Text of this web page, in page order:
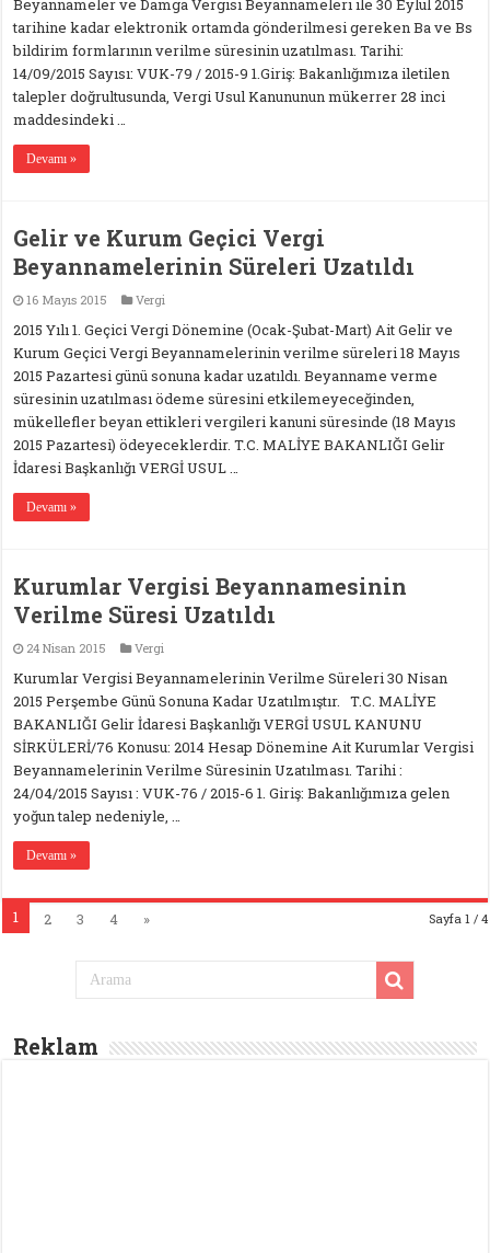
Beyannameler ve Damga Vergisi Beyannameleri ile 30 Eylül 2015
tarihine kadar elektronik ortamda gönderilmesi gereken Ba ve Bs
bildirim formlarının verilme süresinin uzatılması. Tarihi:
14/09/2015 Sayısı: VUK-79 / 2015-9 1.Giriş: Bakanlığımıza iletilen
talepler doğrultusunda, Vergi Usul Kanununun mükerrer 28 inci
maddesindeki …
Devamı »
Gelir ve Kurum Geçici Vergi
Beyannamelerinin Süreleri Uzatıldı
16 Mayıs 2015 Vergi
2015 Yılı 1. Geçici Vergi Dönemine (Ocak-Şubat-Mart) Ait Gelir ve
Kurum Geçici Vergi Beyannamelerinin verilme süreleri 18 Mayıs
2015 Pazartesi günü sonuna kadar uzatıldı. Beyanname verme
süresinin uzatılması ödeme süresini etkilemeyeceğinden,
mükellefler beyan ettikleri vergileri kanuni süresinde (18 Mayıs
2015 Pazartesi) ödeyeceklerdir. T.C. MALİYE BAKANLIĞI Gelir
İdaresi Başkanlığı VERGİ USUL …
Devamı »
Kurumlar Vergisi Beyannamesinin
Verilme Süresi Uzatıldı
24 Nisan 2015 Vergi
Kurumlar Vergisi Beyannamelerinin Verilme Süreleri 30 Nisan
2015 Perşembe Günü Sonuna Kadar Uzatılmıştır. T.C. MALİYE
BAKANLIĞI Gelir İdaresi Başkanlığı VERGİ USUL KANUNU
SİRKÜLERİ/76 Konusu: 2014 Hesap Dönemine Ait Kurumlar Vergisi
Beyannamelerinin Verilme Süresinin Uzatılması. Tarihi :
24/04/2015 Sayısı : VUK-76 / 2015-6 1. Giriş: Bakanlığımıza gelen
yoğun talep nedeniyle, …
Devamı »
Sayfa 1 / 4
1 2 3 4 »
Reklam